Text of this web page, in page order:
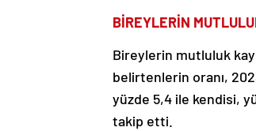
BİREYLERİN
Bireylerin mutluluk
belirtenlerin oranı,
yüzde 5,4 ile kendisi,
takip etti.